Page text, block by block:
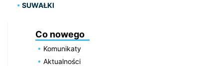
SUWAŁKI
Co nowego
Komunikaty
Aktualności